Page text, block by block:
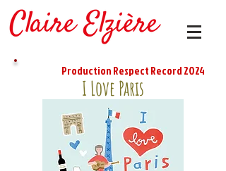
Production Respect Record 2024
I Love Paris